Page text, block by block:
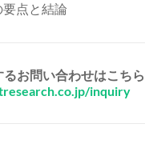
点と結論
お問い合わせはこち
inquiry